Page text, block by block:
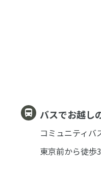
バスでお越し
コミュニティ
東京前から徒歩